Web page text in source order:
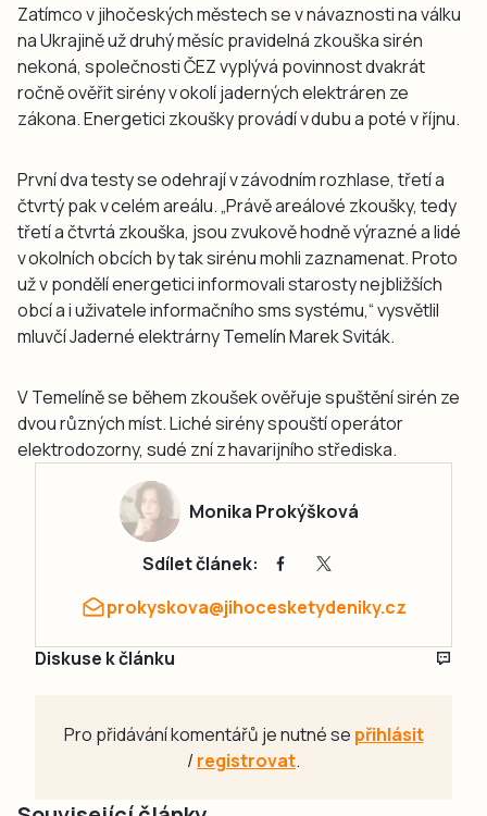
Zatímco v jihočeských městech se v návaznosti na válku
na Ukrajině už druhý měsíc pravidelná zkouška sirén
nekoná, společnosti ČEZ vyplývá povinnost dvakrát
ročně ověřit sirény v okolí jaderných elektráren ze
zákona. Energetici zkoušky provádí v dubu a poté v říjnu.
První dva testy se odehrají v závodním rozhlase, třetí a
čtvrtý pak v celém areálu. „Právě areálové zkoušky, tedy
třetí a čtvrtá zkouška, jsou zvukově hodně výrazné a lidé
v okolních obcích by tak sirénu mohli zaznamenat. Proto
už v pondělí energetici informovali starosty nejbližších
obcí a i uživatele informačního sms systému,“ vysvětlil
mluvčí Jaderné elektrárny Temelín Marek Sviták.
V Temelíně se během zkoušek ověřuje spuštění sirén ze
dvou různých míst. Liché sirény spouští operátor
elektrodozorny, sudé zní z havarijního střediska.
Monika Prokýšková
Sdílet článek:
prokyskova@jihocesketydeniky.cz
Diskuse k článku
Pro přidávání komentářů je nutné se přihlásit
/registrovat.